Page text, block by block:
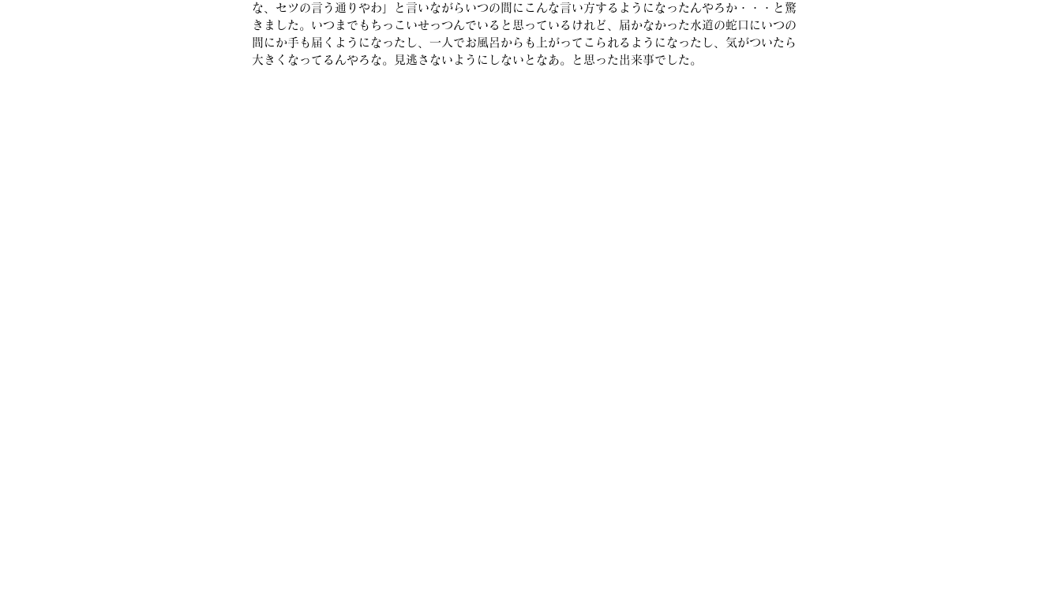
な、セツの言う通りやわ」と言いながらいつの間にこんな言い方するようになったんやろか・・・と驚
きました。いつまでもちっこいせっつんでいると思っているけれど、届かなかった水道の蛇口にいつの
間にか手も届くようになったし、一人でお風呂からも上がってこられるようになったし、気がついたら
大きくなってるんやろな。見逃さないようにしないとなあ。と思った出来事でした。